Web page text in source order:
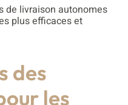
de livraison autonomes
plus efficaces et
des
les